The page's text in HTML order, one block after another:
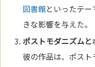
図書館といったテ
きな影響を与えた。
ポストモダニズムと
彼の作品は、ポス